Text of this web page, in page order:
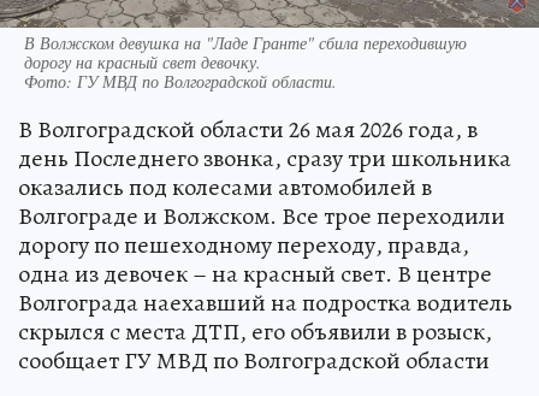
В Волжском девушка на "Ладе Гранте" сбила переходившую
дорогу на красный свет девочку.
Фото: ГУ МВД по Волгоградской области.
В Волгоградской области 26 мая 2026 года, в
день Последнего звонка, сразу три школьника
оказались под колесами автомобилей в
Волгограде и Волжском. Все трое переходили
дорогу по пешеходному переходу, правда,
одна из девочек – на красный свет. В центре
Волгограда наехавший на подростка водитель
скрылся с места ДТП, его объявили в розыск,
сообщает ГУ МВД по Волгоградской области